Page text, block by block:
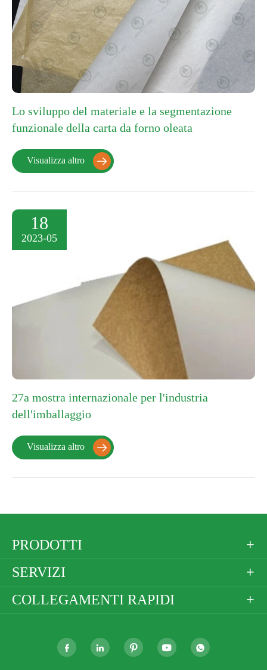
Lo sviluppo del materiale e la segmentazione
funzionale della carta da forno oleata
Visualizza altro 
18
2023-05
27a mostra internazionale per l'industria
dell'imballaggio
Visualizza altro 
PRODOTTI 
SERVIZI 
COLLEGAMENTI RAPIDI 
    